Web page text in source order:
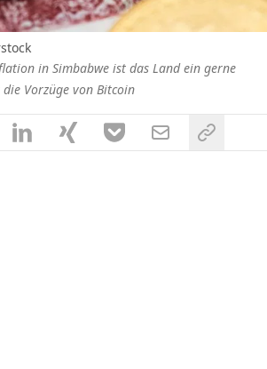
in Simbabwe ist das Land ein gerne
Vorzüge von Bitcoin